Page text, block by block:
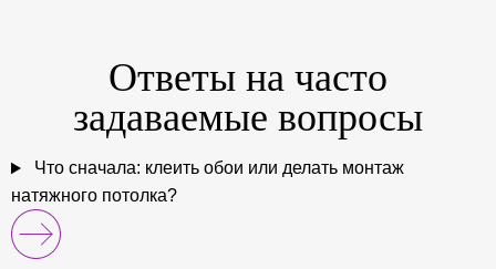
Ответы на часто
задаваемые вопросы
Что сначала: клеить обои или делать монтаж
натяжного потолка?